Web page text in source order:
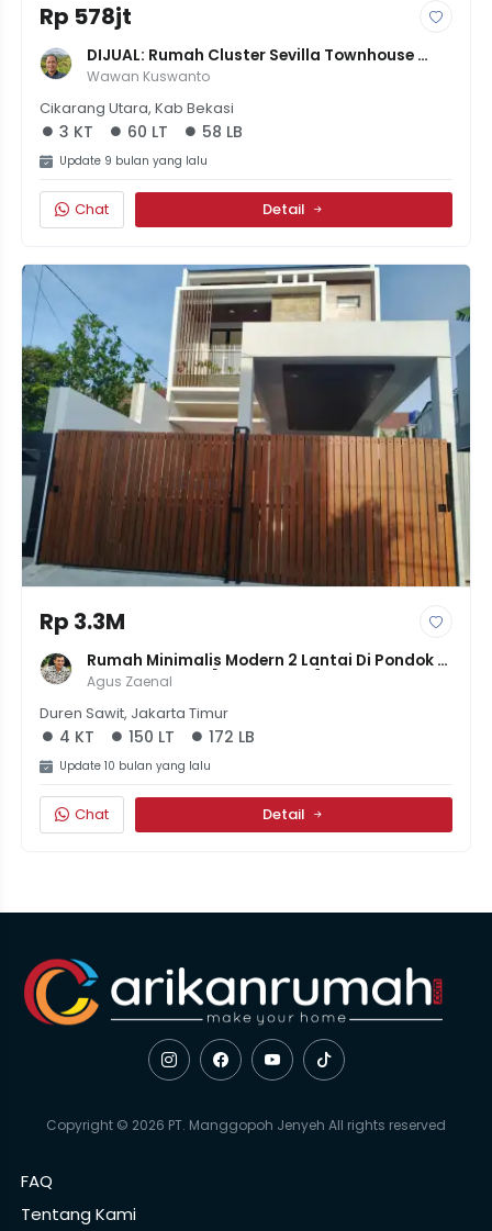
Rp 578jt
DIJUAL: Rumah Cluster Sevilla Townhouse
Sport City Jababeka - Konsep Sehat, Dekat
Wawan Kuswanto
Cikarang Utara, Kab Bekasi
3 KT 60 LT 58 LB
Update 9 bulan yang lalu
Chat Detail
Rp 3.3M
Rumah Minimalis Modern 2 Lantai Di Pondok
Kelapa, JakTim [LT 150 LB 172] | 4KT 3KM |
Jalan 2 Mobil | Harga 3.25M
Agus Zaenal
Duren Sawit, Jakarta Timur
4 KT 150 LT 172 LB
Update 10 bulan yang lalu
Chat Detail
Copyright © 2026 PT. Manggopoh Jenyeh All rights reserved
FAQ
Tentang Kami